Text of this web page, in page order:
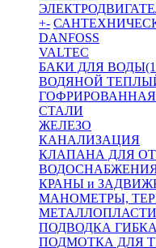
+-
DANFOSS
VALTEC
БАКИ ДЛЯ
ВОДЯНОЙ
СТАЛИ
ЖЕЛЕЗО
КАНАЛИЗАЦИЯ
КЛАПАНА ДЛЯ
КРАНЫ и
МАНОМЕТРЫ,
ПОДВОДКА
ПОДМОТКА ДЛЯ